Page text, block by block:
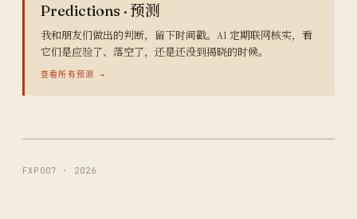
Predictions · 预测
我和朋友们做出的判断，留下时间戳。AI 定期联网核实，看
它们是应验了、落空了，还是还没到揭晓的时候。
查看所有预测 →
FXP007 · 2026